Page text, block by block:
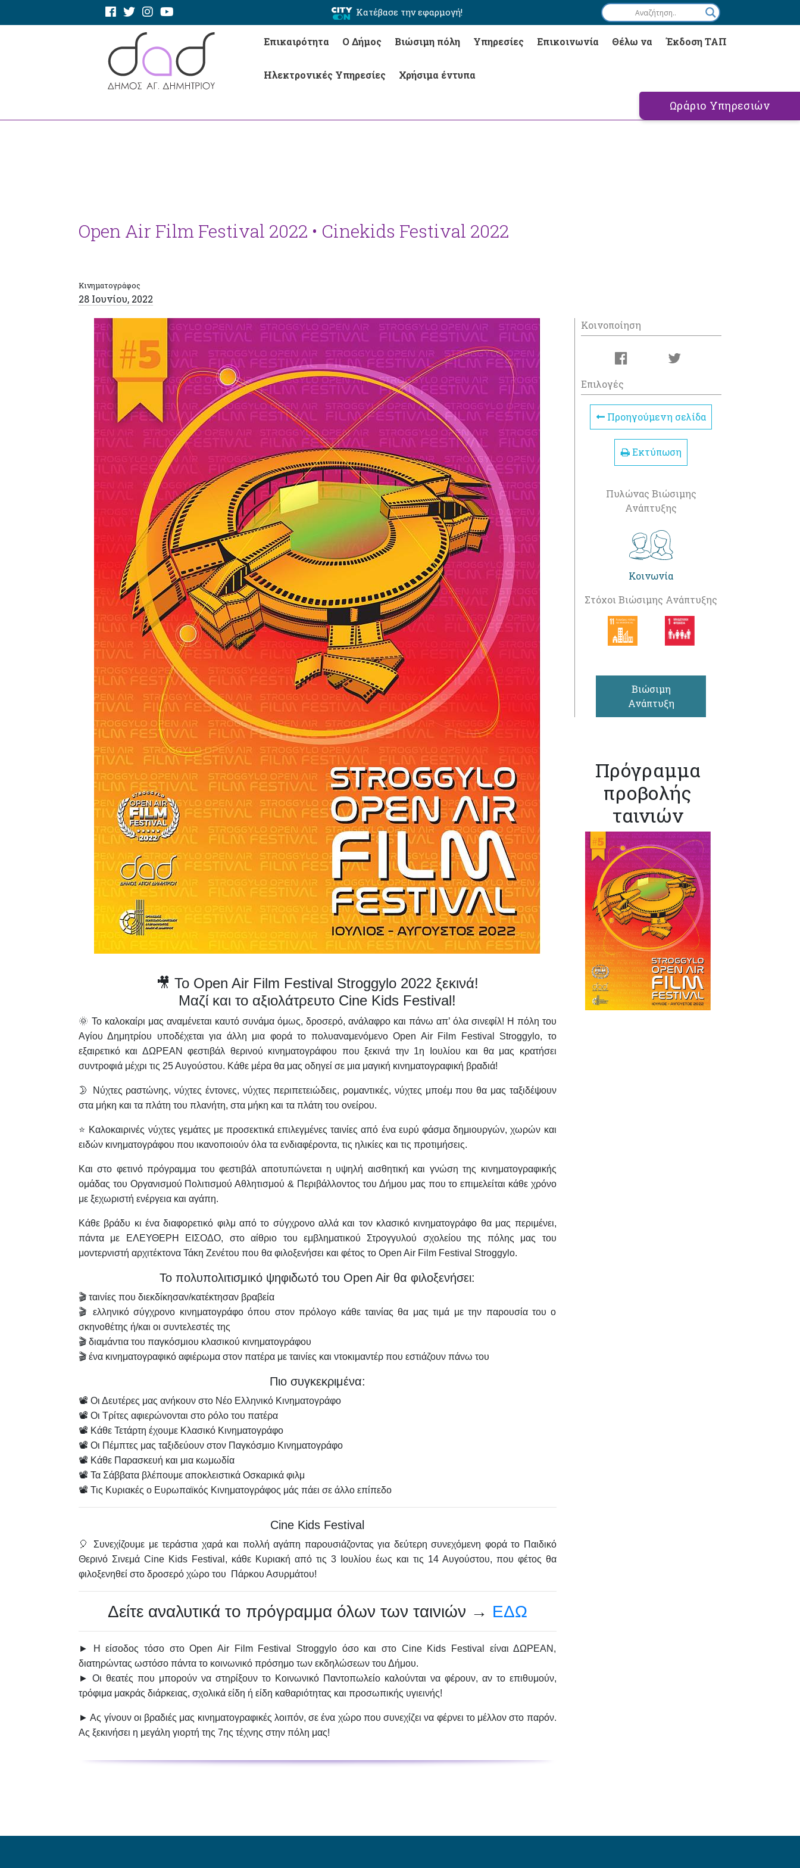
Κατέβασε την εφαρμογή!
Επικαιρότητα Ο Δήμος Βιώσιμη πόλη Υπηρεσίες Επικοινωνία Θέλω να Έκδοση ΤΑΠ
Ηλεκτρονικές Υπηρεσίες Χρήσιμα έντυπα
Ωράριο Υπηρεσιών
Open Air Film Festival 2022 • Cinekids Festival 2022
Κινηματογράφος
28 Ιουνίου, 2022
🎥 Το Open Air Film Festival Stroggylo 2022 ξεκινά!
Μαζί και το αξιολάτρευτο Cine Kids Festival!
🌞 Το καλοκαίρι μας αναμένεται καυτό συνάμα όμως, δροσερό, ανάλαφρο και πάνω απ’ όλα σινεφίλ! Η πόλη του
Αγίου Δημητρίου υποδέχεται για άλλη μια φορά το πολυαναμενόμενο Open Air Film Festival Stroggylo, το
εξαιρετικό και ΔΩΡΕΑΝ φεστιβάλ θερινού κινηματογράφου που ξεκινά την 1η Ιουλίου και θα μας κρατήσει
συντροφιά μέχρι τις 25 Αυγούστου. Κάθε μέρα θα μας οδηγεί σε μια μαγική κινηματογραφική βραδιά!
🌛 Νύχτες ραστώνης, νύχτες έντονες, νύχτες περιπετειώδεις, ρομαντικές, νύχτες μποέμ που θα μας ταξιδέψουν
στα μήκη και τα πλάτη του πλανήτη, στα μήκη και τα πλάτη του ονείρου.
⭐️ Καλοκαιρινές νύχτες γεμάτες με προσεκτικά επιλεγμένες ταινίες από ένα ευρύ φάσμα δημιουργών, χωρών και
ειδών κινηματογράφου που ικανοποιούν όλα τα ενδιαφέροντα, τις ηλικίες και τις προτιμήσεις.
Και στο φετινό πρόγραμμα του φεστιβάλ αποτυπώνεται η υψηλή αισθητική και γνώση της κινηματογραφικής
ομάδας του Οργανισμού Πολιτισμού Αθλητισμού & Περιβάλλοντος του Δήμου μας που το επιμελείται κάθε χρόνο
με ξεχωριστή ενέργεια και αγάπη.
Κάθε βράδυ κι ένα διαφορετικό φιλμ από το σύγχρονο αλλά και τον κλασικό κινηματογράφο θα μας περιμένει,
πάντα με ΕΛΕΥΘΕΡΗ ΕΙΣΟΔΟ, στο αίθριο του εμβληματικού Στρογγυλού σχολείου της πόλης μας του
μοντερνιστή αρχιτέκτονα Τάκη Ζενέτου που θα φιλοξενήσει και φέτος το Open Air Film Festival Stroggylo.
Το πολυπολιτισμικό ψηφιδωτό του Open Air θα φιλοξενήσει:
🎬 ταινίες που διεκδίκησαν/κατέκτησαν βραβεία
🎬 ελληνικό σύγχρονο κινηματογράφο όπου στον πρόλογο κάθε ταινίας θα μας τιμά με την παρουσία του ο
σκηνοθέτης ή/και οι συντελεστές της
🎬 διαμάντια του παγκόσμιου κλασικού κινηματογράφου
🎬 ένα κινηματογραφικό αφιέρωμα στον πατέρα με ταινίες και ντοκιμαντέρ που εστιάζουν πάνω του
Πιο συγκεκριμένα:
📽 Οι Δευτέρες μας ανήκουν στο Νέο Ελληνικό Κινηματογράφο
📽 Οι Τρίτες αφιερώνονται στο ρόλο του πατέρα
📽 Κάθε Τετάρτη έχουμε Κλασικό Κινηματογράφο
📽 Οι Πέμπτες μας ταξιδεύουν στον Παγκόσμιο Κινηματογράφο
📽 Κάθε Παρασκευή και μια κωμωδία
📽 Τα Σάββατα βλέπουμε αποκλειστικά Οσκαρικά φιλμ
📽 Τις Κυριακές ο Ευρωπαϊκός Κινηματογράφος μάς πάει σε άλλο επίπεδο
Cine Kids Festival
🎈 Συνεχίζουμε με τεράστια χαρά και πολλή αγάπη παρουσιάζοντας για δεύτερη συνεχόμενη φορά το Παιδικό
Θερινό Σινεμά Cine Kids Festival , κάθε Κυριακή από τις 3 Ιουλίου έως και τις 14 Αυγούστου, που φέτος θα
φιλοξενηθεί στο δροσερό χώρο του
Πάρκου Ασυρμάτου!
Δείτε αναλυτικά το πρόγραμμα όλων των ταινιών → ΕΔΩ
► Η είσοδος τόσο στο Open Air Film Festival Stroggylo όσο και στο Cine Kids Festival είναι ΔΩΡΕΑΝ,
διατηρώντας ωστόσο πάντα το κοινωνικό πρόσημο των εκδηλώσεων του Δήμου.
► Οι θεατές που μπορούν να στηρίξουν το Κοινωνικό Παντοπωλείο καλούνται να φέρουν, αν το επιθυμούν,
τρόφιμα μακράς διάρκειας, σχολικά είδη ή είδη καθαριότητας και προσωπικής υγιεινής!
► Ας γίνουν οι βραδιές μας κινηματογραφικές λοιπόν, σε ένα χώρο που συνεχίζει να φέρνει το μέλλον στο παρόν.
Ας ξεκινήσει η μεγάλη γιορτή της 7ης τέχνης στην πόλη μας!
Κοινοποίηση
Επιλογές
Προηγούμενη σελίδα
Εκτύπωση
Πυλώνας Βιώσιμης
Ανάπτυξης
Κοινωνία
Στόχοι Βιώσιμης Ανάπτυξης
Βιώσιμη
Ανάπτυξη
Πρόγραμμα
προβολής
ταινιών